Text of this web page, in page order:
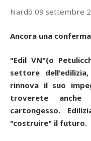
Nardò 09 settembre
Ancora una
"Edil VN"(o
settore
rinnova il suo
troverete
cartongesso.
"costruire" il futuro.